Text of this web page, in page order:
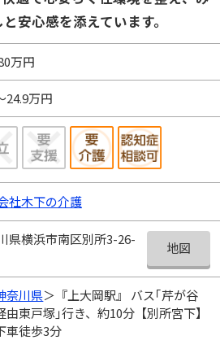
安心感を添えています。
万円
24.9万円
社木下の介護
県横浜市南区別所3-26-
地図
奈川県＞『上大岡駅』 バス｢芹が谷
由東戸塚｣行き、約10分【別所宮下】
車徒歩3分